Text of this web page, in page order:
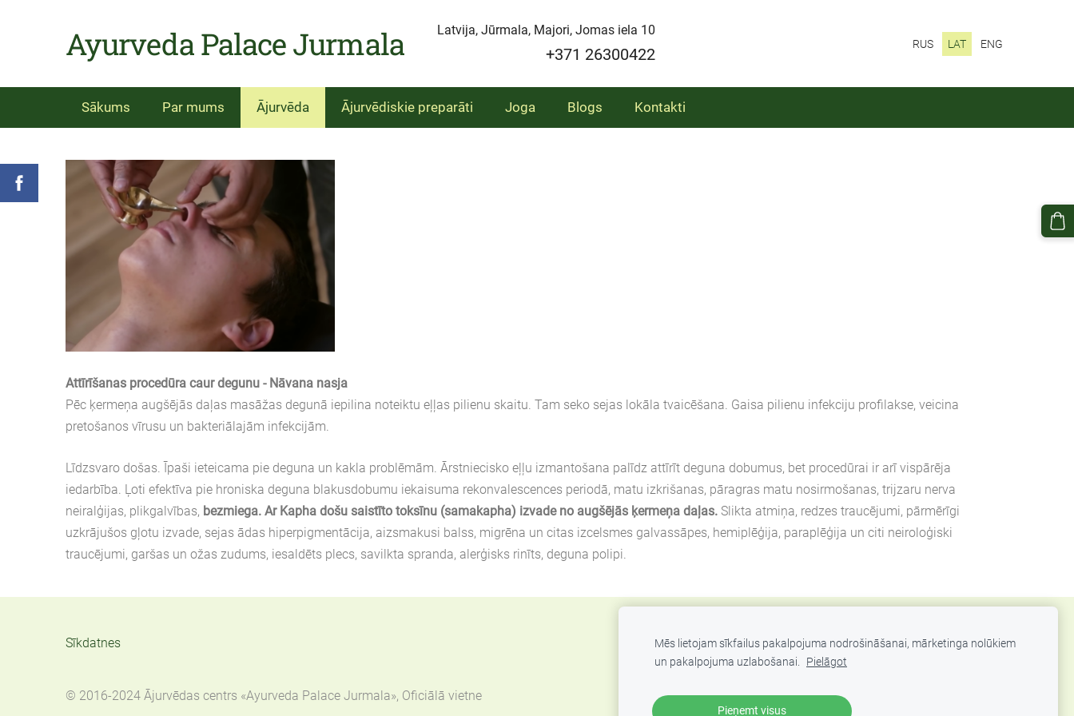
Ayurveda Palace Jurmala Latvija, Jūrmala, Majori, Jomas iela 10
+371 26300422
RUS LAT ENG
Sākums Par mums Ājurvēda Ājurvēdiskie preparāti Joga Blogs Kontakti
Attīrīšanas procedūra caur degunu - Nāvana nasja
Pēc ķermeņa augšējās daļas masāžas degunā iepilina noteiktu eļļas pilienu skaitu. Tam seko sejas lokāla tvaicēšana. Gaisa pilienu infekciju profilakse, veicina
pretošanos vīrusu un bakteriālajām infekcijām.
Līdzsvaro došas. Īpaši ieteicama pie deguna un kakla problēmām. Ārstniecisko eļļu izmantošana palīdz attīrīt deguna dobumus, bet procedūrai ir arī vispārēja
iedarbība. Ļoti efektīva pie hroniska deguna blakusdobumu iekaisuma rekonvalescences periodā, matu izkrišanas, pāragras matu nosirmošanas, trijzaru nerva
neiralģijas, plikgalvības, bezmiega. Ar Kapha došu saistīto toksīnu (samakapha) izvade no augšējās ķermeņa daļas. Slikta atmiņa, redzes traucējumi, pārmērīgi
uzkrājušos gļotu izvade, sejas ādas hiperpigmentācija, aizsmakusi balss, migrēna un citas izcelsmes galvassāpes, hemiplēģija, paraplēģija un citi neiroloģiski
traucējumi, garšas un ožas zudums, iesaldēts plecs, savilkta spranda, alerģisks rinīts, deguna polipi.
Sīkdatnes
© 2016-2024 Ājurvēdas centrs «Ayurveda Palace Jurmala», Oficiālā vietne
Mēs lietojam sīkfailus pakalpojuma nodrošināšanai, mārketinga nolūkiem
un pakalpojuma uzlabošanai. Pielāgot
Pieņemt visus